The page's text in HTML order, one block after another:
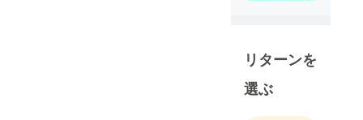
リターンを
選ぶ